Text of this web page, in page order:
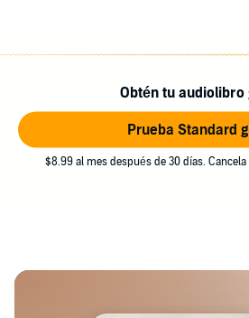
Obtén tu audiolibro
Prueba Standard
$8.99 al mes después de 30 días.